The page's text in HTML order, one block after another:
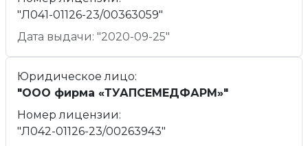
"Л041-01126-23/00363059"
Дата выдачи: "2020-09-25"
Юридическое лицо:
"ООО фирма «ТУАПСЕМЕДФАРМ»"
Номер лицензии:
"Л042-01126-23/00263943"